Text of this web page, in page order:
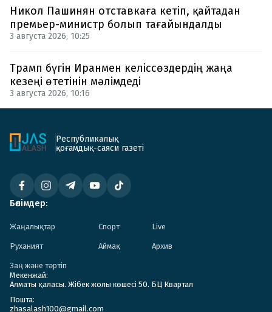
Никол Пашинян отставкаға кетіп, қайтадан
премьер-министр болып тағайындалды
3 августа 2026, 10:25
Трамп бүгін Иранмен келіссөздердің жаңа
кезеңі өтетінін мәлімдеді
3 августа 2026, 10:16
Республикалық
қоғамдық-саяси газеті
Бөлімдер:
Жаңалықтар Спорт Live
Руханият Аймақ Архив
Заң және тәртіп
Мекенжай:
Алматы қаласы. Жібек жолы көшесі 50. БЦ Квартал
Пошта:
zhasalash100@gmail.com